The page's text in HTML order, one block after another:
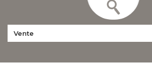
Vente